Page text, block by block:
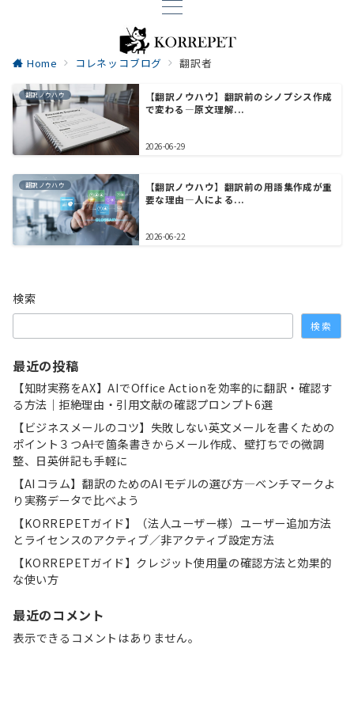
Home コレネッコブログ 翻訳者
翻訳ノウハウ
【翻訳ノウハウ】翻訳前のシノプシス作成
で変わる―原文理解...
2026-06-29
翻訳ノウハウ
【翻訳ノウハウ】翻訳前の用語集作成が重
要な理由―人による...
2026-06-22
検索
検索
最近の投稿
【知財実務をAX】AIでOffice Actionを効率的に翻訳・確認す
る方法｜拒絶理由・引用文献の確認プロンプト6選
【ビジネスメールのコツ】失敗しない英文メールを書くための
ポイント３つ――AIで箇条書きからメール作成、壁打ちでの微調
整、日英併記も手軽に
【AIコラム】翻訳のためのAIモデルの選び方―ベンチマークよ
り実務データで比べよう
【KORREPETガイド】（法人ユーザー様）ユーザー追加方法
とライセンスのアクティブ／非アクティブ設定方法
【KORREPETガイド】クレジット使用量の確認方法と効果的
な使い方
最近のコメント
表示できるコメントはありません。